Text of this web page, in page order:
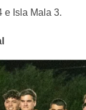
e Isla Mala 3.